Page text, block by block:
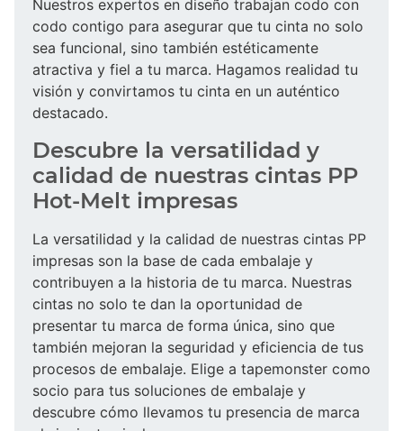
Nuestros expertos en diseño trabajan codo con
codo contigo para asegurar que tu cinta no solo
sea funcional, sino también estéticamente
atractiva y fiel a tu marca. Hagamos realidad tu
visión y convirtamos tu cinta en un auténtico
destacado.
Descubre la versatilidad y
calidad de nuestras cintas PP
Hot-Melt impresas
La versatilidad y la calidad de nuestras cintas PP
impresas son la base de cada embalaje y
contribuyen a la historia de tu marca. Nuestras
cintas no solo te dan la oportunidad de
presentar tu marca de forma única, sino que
también mejoran la seguridad y eficiencia de tus
procesos de embalaje. Elige a tapemonster como
socio para tus soluciones de embalaje y
descubre cómo llevamos tu presencia de marca